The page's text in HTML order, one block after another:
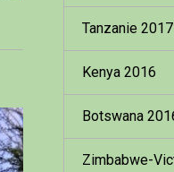
Tanzanie 2017
Kenya 2016
Botswana
Zimbabwe-